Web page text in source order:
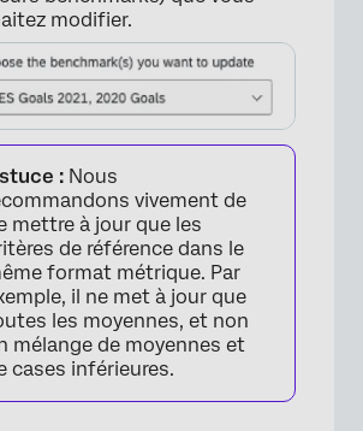
×
modifier.
: Nous
vivement de
mettre à jour que les
de référence dans le
format métrique. Par
il ne met à jour que
les moyennes, et non
mélange de moyennes et
cases inférieures.